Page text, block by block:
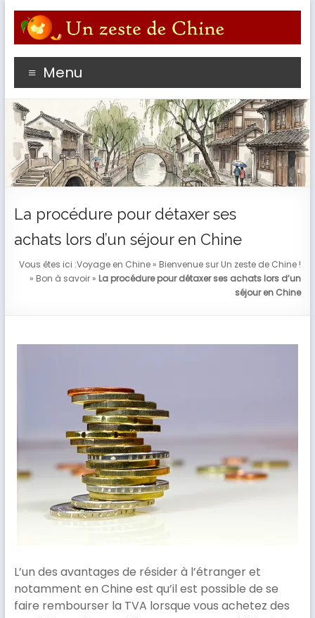
contenu
Profitez du meilleur de votre séjour en Chine avec un
Menu
La procédure pour détaxer ses
achats lors d’un séjour en Chine
Vous êtes ici :Voyage en Chine » Bienvenue sur Un zeste de Chine !
» Bon à savoir » La procédure pour détaxer ses achats lors d’un
séjour en Chine
L’un des avantages de résider à l’étranger et
notamment en Chine est qu’il est possible de se
faire rembourser la TVA lorsque vous achetez des